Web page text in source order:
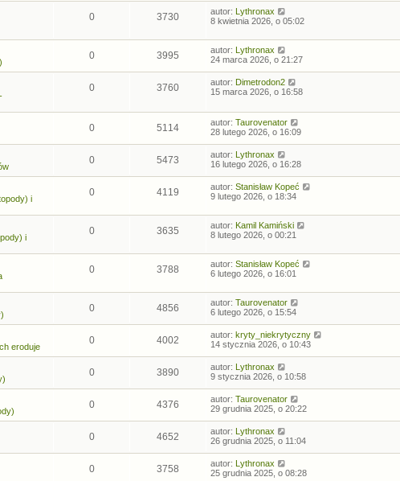
0 3730 autor: Lythronax
8 kwietnia 2026, o 05:02
0 3995 autor: Lythronax
24 marca 2026, o 21:27
0 3760 autor: Dimetrodon2
15 marca 2026, o 16:58
0 5114 autor: Taurovenator
28 lutego 2026, o 16:09
0 5473 autor: Lythronax
16 lutego 2026, o 16:28
i
0 4119 autor: Stanisław Kopeć
9 lutego 2026, o 18:34
i
0 3635 autor: Kamil Kamiński
8 lutego 2026, o 00:21
0 3788 autor: Stanisław Kopeć
6 lutego 2026, o 16:01
0 4856 autor: Taurovenator
6 lutego 2026, o 15:54
eroduje
0 4002 autor: kryty_niekrytyczny
14 stycznia 2026, o 10:43
0 3890 autor: Lythronax
9 stycznia 2026, o 10:58
0 4376 autor: Taurovenator
29 grudnia 2025, o 20:22
0 4652 autor: Lythronax
26 grudnia 2025, o 11:04
0 3758 autor: Lythronax
25 grudnia 2025, o 08:28